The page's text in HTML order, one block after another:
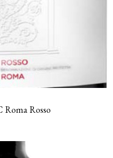
Rosso